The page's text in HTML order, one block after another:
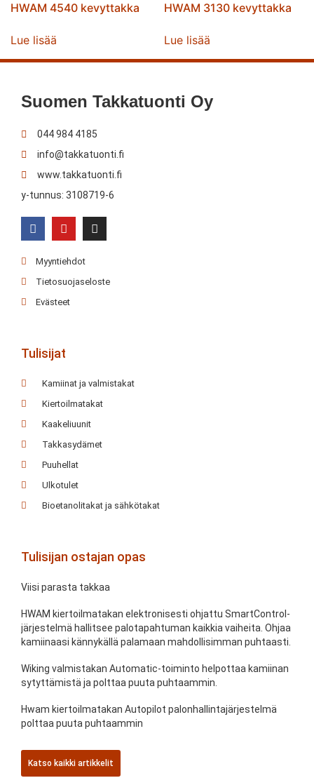
HWAM 4540 kevyttakka
Lue lisää
HWAM 3130 kevyttakka
Lue lisää
Suomen Takkatuonti Oy
044 984 4185
info@takkatuonti.fi
www.takkatuonti.fi
y-tunnus: 3108719-6
Myyntiehdot
Tietosuojaseloste
Evästeet
Tulisijat
Kamiinat ja valmistakat
Kiertoilmatakat
Kaakeliuunit
Takkasydämet
Puuhellat
Ulkotulet
Bioetanolitakat ja sähkötakat
Tulisijan ostajan opas
Viisi parasta takkaa
HWAM kiertoilmatakan elektronisesti ohjattu SmartControl-
järjestelmä hallitsee palotapahtuman kaikkia vaiheita. Ohjaa
kamiinaasi kännykällä palamaan mahdollisimman puhtaasti.
Wiking valmistakan Automatic-toiminto helpottaa kamiinan
sytyttämistä ja polttaa puuta puhtaammin.
Hwam kiertoilmatakan Autopilot palonhallintajärjestelmä
polttaa puuta puhtaammin
Katso kaikki artikkelit